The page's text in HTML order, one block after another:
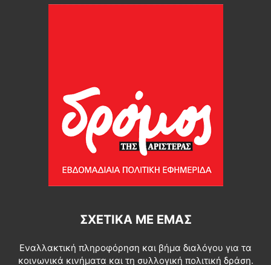
ΣΧΕΤΙΚΆ ΜΕ ΕΜΆΣ
Εναλλακτική πληροφόρηση και βήμα διαλόγου για τα
κοινωνικά κινήματα και τη συλλογική πολιτική δράση.